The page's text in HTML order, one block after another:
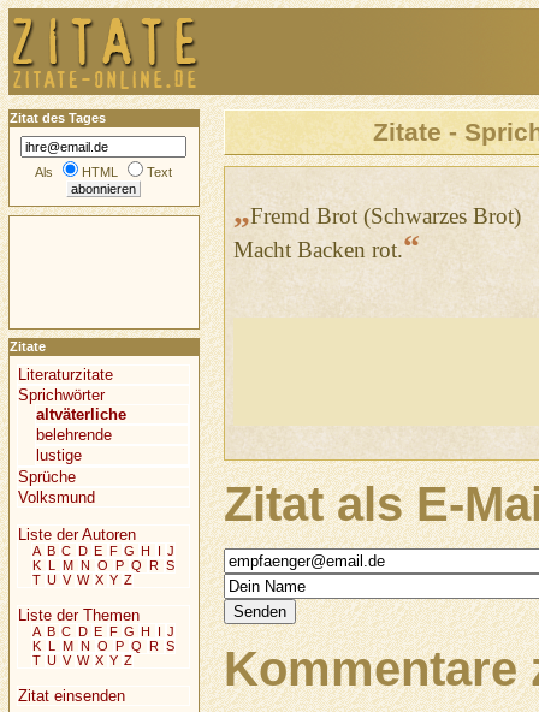
Zitate -
„Fremd Brot (Schwarzes Brot)
Macht Backen rot.“
Zitat als E-
Kommentare
Zitat des Tages
Als HTML Text
Zitate
Literaturzitate
Sprichwörter
altväterliche
belehrende
lustige
Sprüche
Volksmund
Liste der Autoren
A B C D E F G H I J
K L M N O P Q R S
T U V W X Y Z
Liste der Themen
A B C D E F G H I J
K L M N O P Q R S
T U V W X Y Z
Zitat einsenden